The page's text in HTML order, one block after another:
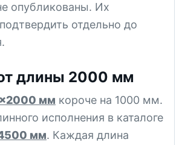
опубликованы. Их
отдельно до
длины 2000 мм
мм короче на 1000 мм.
исполнения в каталоге
мм. Каждая длина